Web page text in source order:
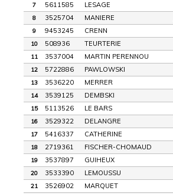
7 5611585 LESAGE
8 3525704 MANIERE
9 9453245 CRENN
10 508936 TEURTERIE
11 3537004 MARTIN PERENNOU
12 5722886 PAWLOWSKI
13 3536220 MERRER
14 3539125 DEMBSKI
15 5113526 LE BARS
16 3529322 DELANGRE
17 5416337 CATHERINE
18 2719361 FISCHER-CHOMAUD
19 3537897 GUIHEUX
20 3533390 LEMOUSSU
21 3526902 MARQUET